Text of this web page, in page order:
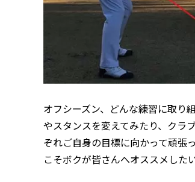
オフシーズン、どんな練習に取
やスタンスを変えてみたり、ク
ぞれご自身の目標に向かって頑張
こそボクが皆さんへオススメした